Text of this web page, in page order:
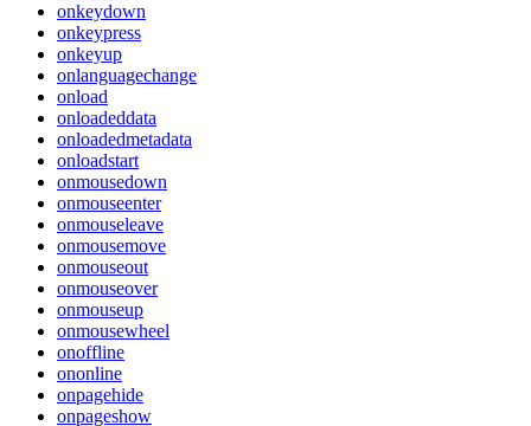
onkeydown
onkeypress
onkeyup
onlanguagechange
onload
onloadeddata
onloadedmetadata
onloadstart
onmousedown
onmouseenter
onmouseleave
onmousemove
onmouseout
onmouseover
onmouseup
onmousewheel
onoffline
ononline
onpagehide
onpageshow